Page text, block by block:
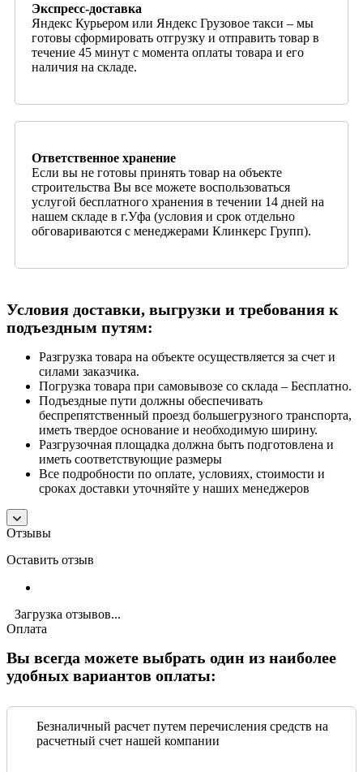
Экспресс-доставка
Яндекс Курьером или Яндекс Грузовое такси – мы
готовы сформировать отгрузку и отправить товар в
течение 45 минут с момента оплаты товара и его
наличия на складе.
Ответственное хранение
Если вы не готовы принять товар на объекте
строительства Вы все можете воспользоваться
услугой бесплатного хранения в течении 14 дней на
нашем складе в г.Уфа (условия и срок отдельно
обговариваются с менеджерами Клинкерс Групп).
Условия доставки, выгрузки и требования к
подъездным путям:
Разгрузка товара на объекте осуществляется за счет и
силами заказчика.
Погрузка товара при самовывозе со склада – Бесплатно.
Подъездные пути должны обеспечивать
беспрепятственный проезд большегрузного транспорта,
иметь твердое основание и необходимую ширину.
Разгрузочная площадка должна быть подготовлена и
иметь соответствующие размеры
Все подробности по оплате, условиях, стоимости и
сроках доставки уточняйте у наших менеджеров
Отзывы
Оставить отзыв
Загрузка отзывов...
Оплата
Вы всегда можете выбрать один из наиболее
удобных вариантов оплаты:
Безналичный расчет путем перечисления средств на
расчетный счет нашей компании